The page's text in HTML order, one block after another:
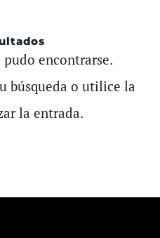
encontrarse.
búsqueda o utilice la
la entrada.